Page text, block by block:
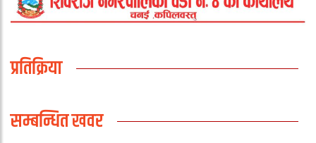
प्रतिक्रिया
सम्बन्धित खवर